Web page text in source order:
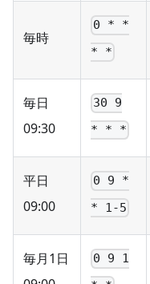
毎時
0 * *
* *
毎日
09:30
30 9
* * *
平日
09:00
0 9 *
* 1-5
毎月1日
0 9 1